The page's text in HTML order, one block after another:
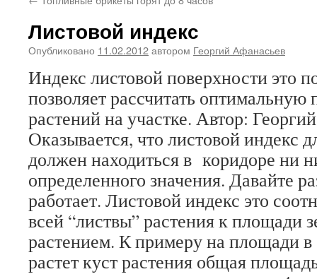
Листовой индекс
Опубликовано 11.02.2012автором Георгий Афанасьев
Индекс листовой поверхности это
позволяет рассчитать оптимальную
растений на участке. Автор:
Оказывается, что листовой индекс
должен находиться в коридоре ни
определенного значения. Давайте
работает. Листовой индекс это
всей “листвы” растения к площади
растением. К примеру на площади в
растет куст растения общая